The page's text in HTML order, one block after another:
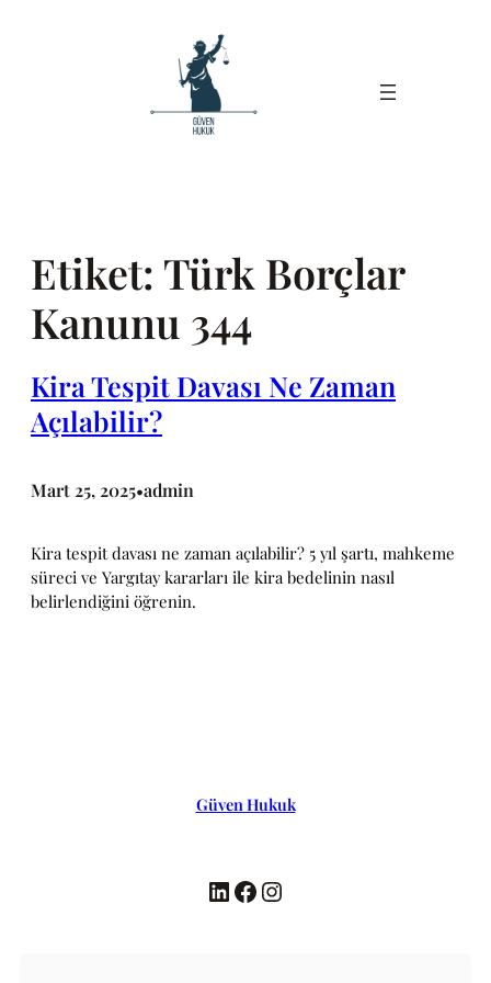
Etiket: Türk Borçlar
Kanunu 344
Kira Tespit Davası Ne Zaman
Açılabilir?
Mart 25, 2025•admin
Kira tespit davası ne zaman açılabilir? 5 yıl şartı, mahkeme
süreci ve Yargıtay kararları ile kira bedelinin nasıl
belirlendiğini öğrenin.
Güven Hukuk
LinkedIn Facebook Instagram